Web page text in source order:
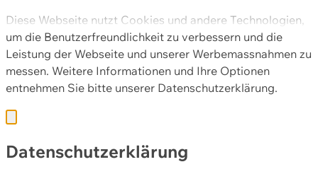
Diese Webseite nutzt Cookies und andere Technologien,
um die Benutzerfreundlichkeit zu verbessern und die
Leistung der Webseite und unserer Werbemassnahmen zu
messen. Weitere Informationen und Ihre Optionen
entnehmen Sie bitte unserer Datenschutzerklärung.
Datenschutzerklärung